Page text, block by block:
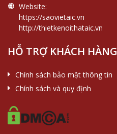
Website:
https://saovietaic.vn
http://thietkenoithataic.vn
HỖ TRỢ KHÁCH HÀNG
Chính sách bảo mật thông tin
Chính sách và quy định